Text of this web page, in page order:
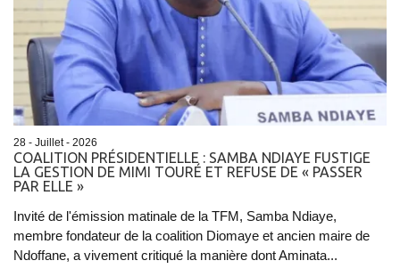
28 - Juillet - 2026
COALITION PRÉSIDENTIELLE : SAMBA NDIAYE FUSTIGE
LA GESTION DE MIMI TOURÉ ET REFUSE DE « PASSER
PAR ELLE »
Invité de l'émission matinale de la TFM, Samba Ndiaye,
membre fondateur de la coalition Diomaye et ancien maire de
Ndoffane, a vivement critiqué la manière dont Aminata...